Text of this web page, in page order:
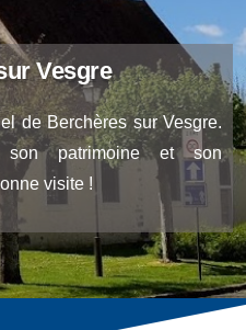
Vesgre
de Berchères sur Vesgre.
son patrimoine et son
visite !